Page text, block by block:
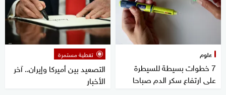
علوم
7 خطوات بسيطة للسيطرة
على ارتفاع سكر الدم صباحا
تغطية مستمرة
التصعيد بين أميركا وإيران.. آخر
الأخبار